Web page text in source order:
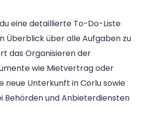
eine detaillierte To-Do-Liste
Überblick über alle Aufgaben zu
das Organisieren der
wie Mietvertrag oder
neue Unterkunft in Corlu sowie
Behörden und Anbieterdiensten